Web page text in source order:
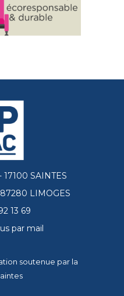
SAINTES
LIMOGES
13 69
par mail
soutenue par la